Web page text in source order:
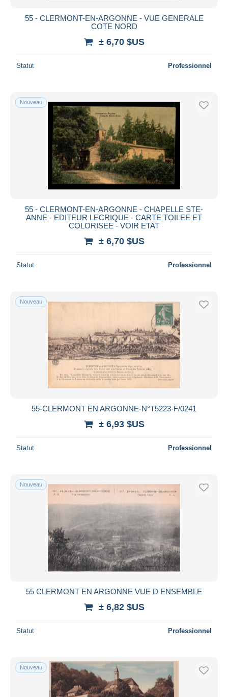
55 - CLERMONT-EN-ARGONNE - VUE GENERALE
COTE NORD
± 6,70 $US
Statut Professionnel
Nouveau
55 - CLERMONT-EN-ARGONNE - CHAPELLE STE-
ANNE - EDITEUR LECRIQUE - CARTE TOILEE ET
COLORISEE - VOIR ETAT
± 6,70 $US
Statut Professionnel
Nouveau
55-CLERMONT EN ARGONNE-N°T5223-F/0241
± 6,93 $US
Statut Professionnel
Nouveau
55 CLERMONT EN ARGONNE VUE D ENSEMBLE
± 6,82 $US
Statut Professionnel
Nouveau